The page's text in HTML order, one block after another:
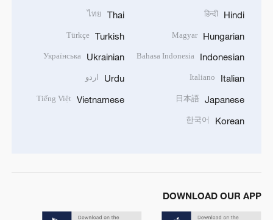
Hindi
हिन्दी
Hungarian
Magyar
Indonesian
Bahasa Indonesia
Italian
Italiano
Japanese
日本語
Korean
한국어
Thai
ไทย
Turkish
Türkçe
Ukrainian
Українська
Urdu اردو
Vietnamese
Tiếng Việt
DOWNLOAD OUR APP